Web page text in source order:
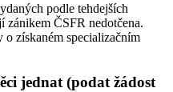
podle tehdejších
zánikem ČSFR nedotčena.
získaném specializačním
jednat (podat žádost